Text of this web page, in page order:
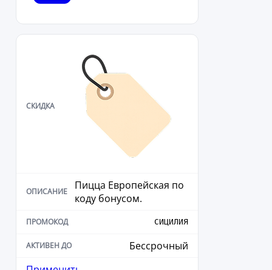
Пицца Европейская по
коду бонусом.
СИЦИЛИЯ
Бессрочный